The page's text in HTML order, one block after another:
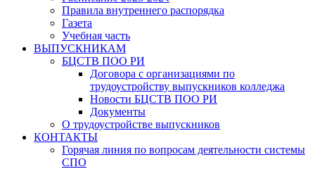
Правила внутреннего распорядка
Газета
Учебная часть
ВЫПУСКНИКАМ
БЦСТВ ПОО РИ
Договора с организациями по
трудоустройству выпускников колледжа
Новости БЦСТВ ПОО РИ
Документы
О трудоустройстве выпускников
КОНТАКТЫ
Горячая линия по вопросам деятельности системы
СПО